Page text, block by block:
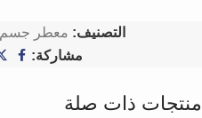
التصنيف: معطر جسم
مشاركة:
منتجات ذات صلة